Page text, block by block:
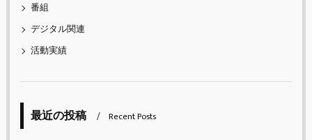
番組
デジタル関連
活動実績
最近の投稿 Recent Posts